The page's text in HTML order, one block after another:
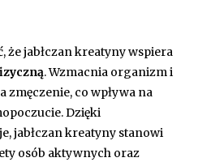
że jabłczan kreatyny wspiera
. Wzmacnia organizm i
zmęczenie, co wpływa na
Dzięki
jabłczan kreatyny stanowi
osób aktywnych oraz